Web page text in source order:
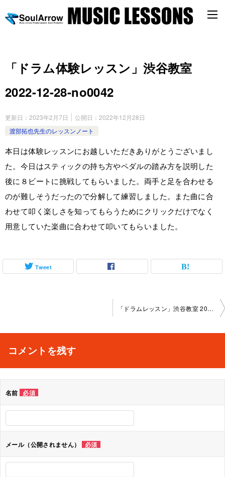
「ドラム体験レッスン」渋谷教室
2022-12-28-no0042
更新日： 2023年2月7日 公開日： 2022年12月28日
渡部拓也先生のレッスンノート
本日は体験レッスンにお越しいただきありがとうございまし
た。今日はスティックの持ち方やペダルの踏み方を説明した
後に８ビートに挑戦してもらいました。両手と足を合わせる
のが難しそうだったので分解して練習しました。また曲に合
わせて叩く楽しさを知ってもらうためにクリックだけでなく
用意していた楽曲に合わせて叩いてもらいました。
Tweet
ビ
シ
ョ
ン
「ドラムレッスン」渋谷教室 2023-1-28-no0042-1121
コメントを残す
名前 必須
メール（公開されません） 必須